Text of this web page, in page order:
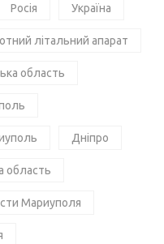
Росія Україна
літальний апарат
область
Дніпро
область
Мариуполя